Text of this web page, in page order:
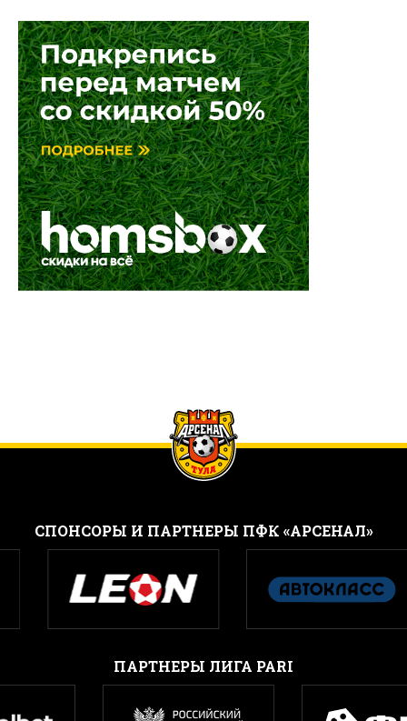
CПОНСОРЫ И ПАРТНЕРЫ ПФК «АРСЕНАЛ»
ПАРТНЕРЫ ЛИГА PARI